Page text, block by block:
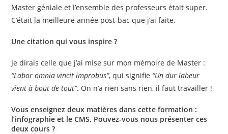
Master géniale et l’ensemble des professeurs était super.
C’était la meilleure année post-bac que j’ai faite.
Une citation qui vous inspire ?
Je dirais celle que j’ai mise sur mon mémoire de Master :
“Labor omnia vincit improbus”, qui signifie “Un dur labeur
vient à bout de tout”. On n’a rien sans rien, il faut travailler !
Vous enseignez deux matières dans cette formation :
l’infographie et le CMS. Pouvez-vous nous présenter ces
deux cours ?